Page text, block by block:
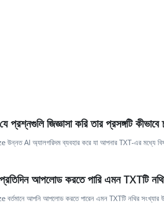
প্রশ্নগুলি জিজ্ঞাসা করি তার প্রসঙ্গটি
উন্নত AI অ্যালগরিদম ব্যবহার করে যা আপনার TXT-এর মধ্যে
আপলোড করতে পারি এমন TXTটি
বর্তমানে আপনি আপলোড করতে পারেন এমন TXTটি নথির সংখ্যার